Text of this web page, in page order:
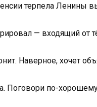
терпела Ленины
— входящий от
Наверное, хочет
Поговори по-